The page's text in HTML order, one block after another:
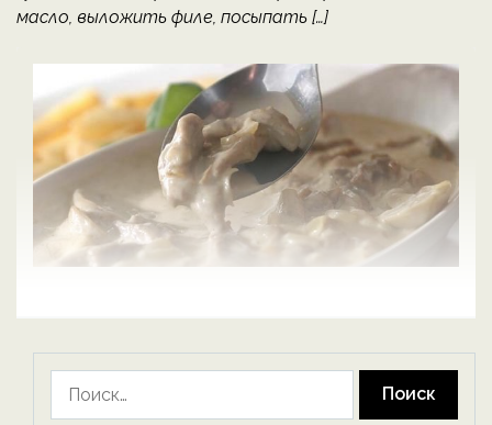
масло, выложить филе, посыпать […]